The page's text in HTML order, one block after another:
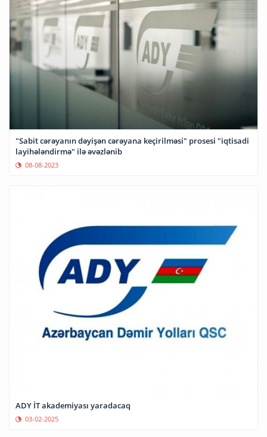
"Sabit cərəyanın dəyişən cərəyana keçirilməsi" prosesi "iqtisadi
layihələndirmə" ilə əvəzlənib
08-08-2023
ADY İT akademiyası yaradacaq
03-02-2025